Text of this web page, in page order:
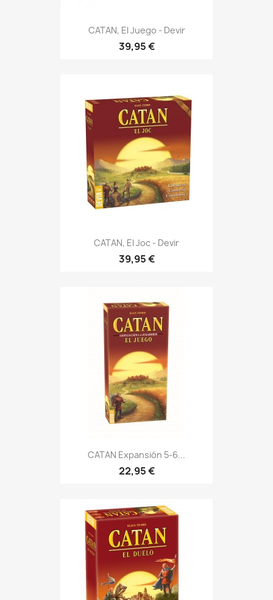
CATAN, El Juego - Devir
39,95 €
CATAN, El Joc - Devir
39,95 €
CATAN Expansión 5-6...
22,95 €